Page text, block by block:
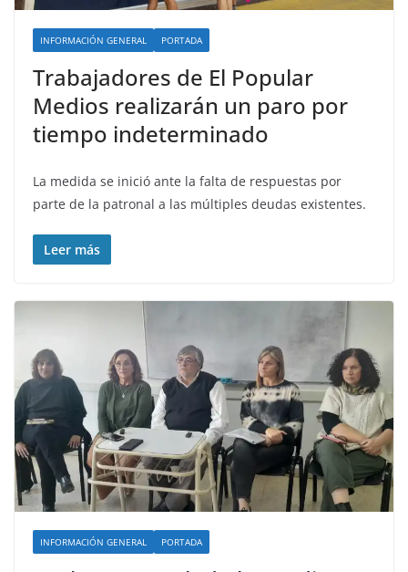
INFORMACIÓN GENERAL PORTADA
Trabajadores de El Popular
Medios realizarán un paro por
tiempo indeterminado
La medida se inició ante la falta de respuestas por
parte de la patronal a las múltiples deudas existentes.
Leer más
INFORMACIÓN GENERAL PORTADA